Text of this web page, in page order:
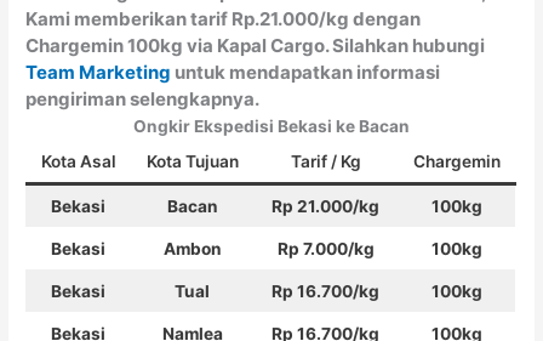
Kami memberikan tarif Rp.21.000/kg dengan
Chargemin 100kg via Kapal Cargo. Silahkan hubungi
Team Marketing untuk mendapatkan informasi
pengiriman selengkapnya.
Ongkir Ekspedisi Bekasi ke Bacan
Kota Asal
Kota Tujuan Tarif / Kg Chargemin
Bekasi Bacan Rp 21.000/kg 100kg
Bekasi Ambon Rp 7.000/kg 100kg
Bekasi Tual Rp 16.700/kg 100kg
Bekasi Namlea Rp 16.700/kg 100kg